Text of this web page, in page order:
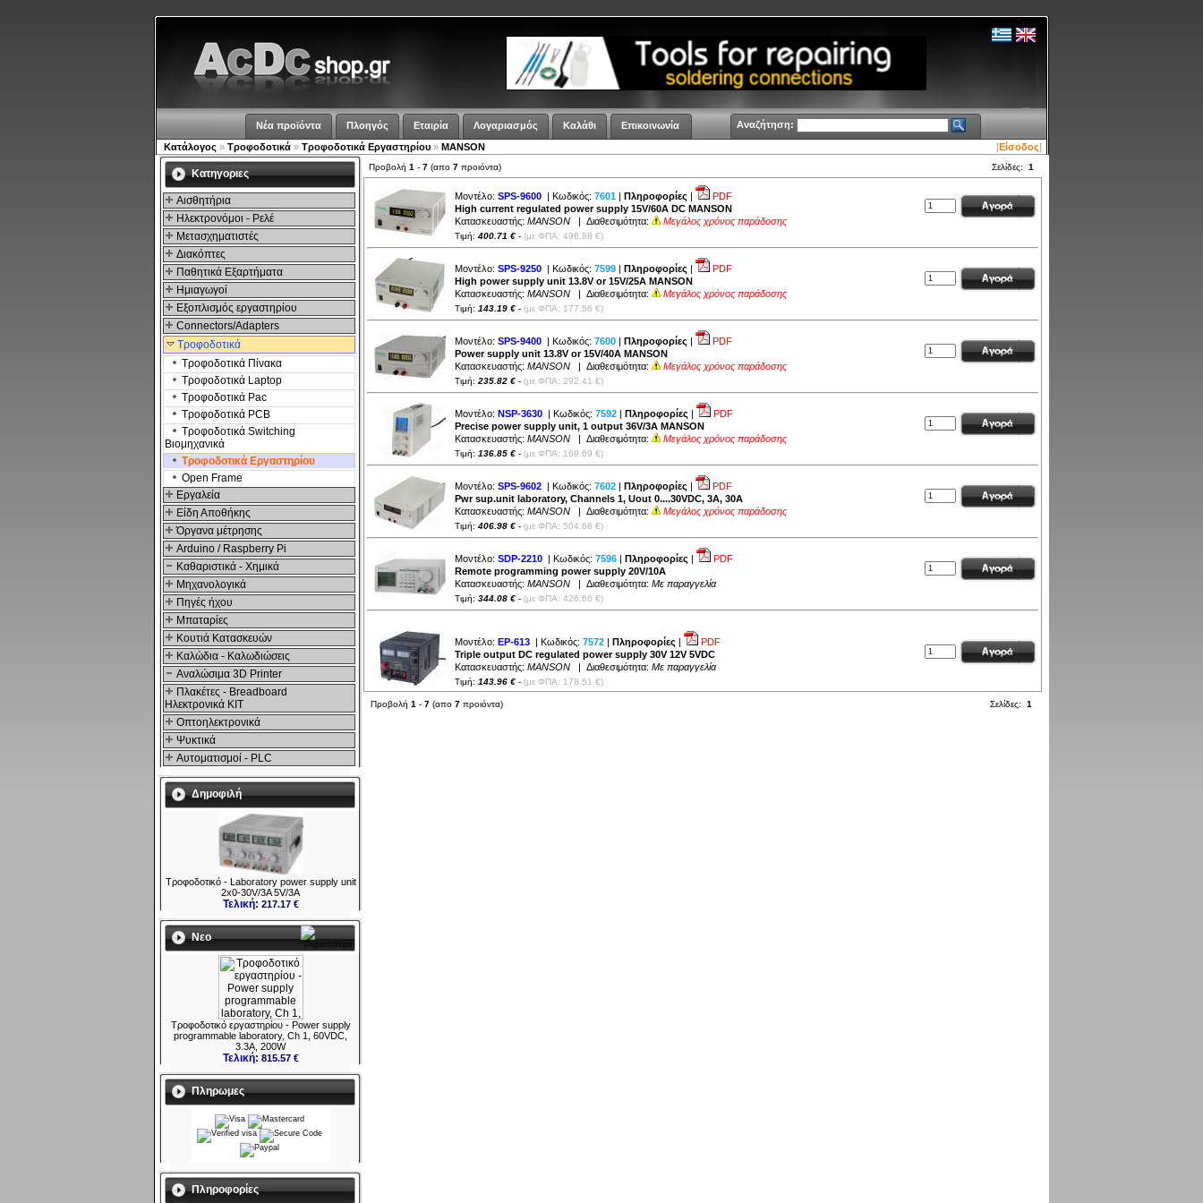
Νέα προϊόντα Πλοηγός Εταιρία Λογαριασμός Καλάθι Επικοινωνία Αναζήτηση:
Κατάλογος » Τροφοδοτικά » Τροφοδοτικά Εργαστηρίου » MANSON [Είσοδος]
Kατηγοριες
Αισθητήρια
Ηλεκτρονόμοι - Ρελέ
Μετασχηματιστές
Διακόπτες
Παθητικά Εξαρτήματα
Hμιαγωγοί
Εξοπλισμός εργαστηρίου
Connectors/Adapters
Τροφοδοτικά
Τροφοδοτικά Πίνακα
Τροφοδοτικά Laptop
Τροφοδοτικά Pac
Τροφοδοτικά PCB
Τροφοδοτικά Switching
Βιομηχανικά
Τροφοδοτικά Εργαστηρίου
Open Frame
Εργαλεία
Είδη Αποθήκης
Όργανα μέτρησης
Arduino / Raspberry Pi
Καθαριστικά - Χημικά
Μηχανολογικά
Πηγές ήχου
Μπαταρίες
Κουτιά Κατασκευών
Καλώδια - Καλωδιώσεις
Αναλώσιμα 3D Printer
Πλακέτες - Breadboard
Ηλεκτρονικά ΚΙΤ
Οπτοηλεκτρονικά
Ψυκτικά
Αυτοματισμοί - PLC
Δημοφιλή
Τροφοδοτικό - Laboratory power supply unit
2x0-30V/3A 5V/3A
Τελική: 217.17 €
Νεο
Τροφοδοτικό εργαστηρίου - Power supply
programmable laboratory, Ch 1, 60VDC,
3.3A, 200W
Τελική: 815.57 €
Πληρωμες
Πληροφορίες
Προβολή 1 - 7 (απο 7 προιόντα) Σελίδες: 1
Μοντέλο: SPS-9600 | Κωδικός: 7601 | Πληροφορίες |
PDF
High current regulated power supply 15V/60A DC MANSON
Κατασκευαστής: MANSON | Διαθεσιμότητα: Μεγάλος χρόνος παράδοσης
Τιμή: 400.71 € - (με ΦΠΑ: 496.88 €)
Μοντέλο: SPS-9250 | Κωδικός: 7599 | Πληροφορίες |
PDF
High power supply unit 13.8V or 15V/25A MANSON
Κατασκευαστής: MANSON | Διαθεσιμότητα: Μεγάλος χρόνος παράδοσης
Τιμή: 143.19 € - (με ΦΠΑ: 177.56 €)
Μοντέλο: SPS-9400 | Κωδικός: 7600 | Πληροφορίες |
PDF
Power supply unit 13.8V or 15V/40A MANSON
Κατασκευαστής: MANSON | Διαθεσιμότητα: Μεγάλος χρόνος παράδοσης
Τιμή: 235.82 € - (με ΦΠΑ: 292.41 €)
Μοντέλο: NSP-3630 | Κωδικός: 7592 | Πληροφορίες |
PDF
Precise power supply unit, 1 output 36V/3A MANSON
Κατασκευαστής: MANSON | Διαθεσιμότητα: Μεγάλος χρόνος παράδοσης
Τιμή: 136.85 € - (με ΦΠΑ: 169.69 €)
Μοντέλο: SPS-9602 | Κωδικός: 7602 | Πληροφορίες |
PDF
Pwr sup.unit laboratory, Channels 1, Uout 0....30VDC, 3A, 30A
Κατασκευαστής: MANSON | Διαθεσιμότητα: Μεγάλος χρόνος παράδοσης
Τιμή: 406.98 € - (με ΦΠΑ: 504.66 €)
Μοντέλο: SDP-2210 | Κωδικός: 7596 | Πληροφορίες |
PDF
Remote programming power supply 20V/10A
Κατασκευαστής: MANSON | Διαθεσιμότητα: Με παραγγελία
Τιμή: 344.08 € - (με ΦΠΑ: 426.66 €)
Μοντέλο: EP-613 | Κωδικός: 7572 | Πληροφορίες |
PDF
Triple output DC regulated power supply 30V 12V 5VDC
Κατασκευαστής: MANSON | Διαθεσιμότητα: Με παραγγελία
Τιμή: 143.96 € - (με ΦΠΑ: 178.51 €)
Προβολή 1 - 7 (απο 7 προιόντα) Σελίδες: 1